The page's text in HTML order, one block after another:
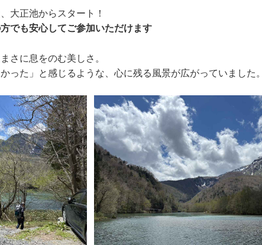
大正池からスタート！
でも安心してご参加いただけます
さに息をのむ美しさ。
った」と感じるような、心に残る風景が広がっていました。